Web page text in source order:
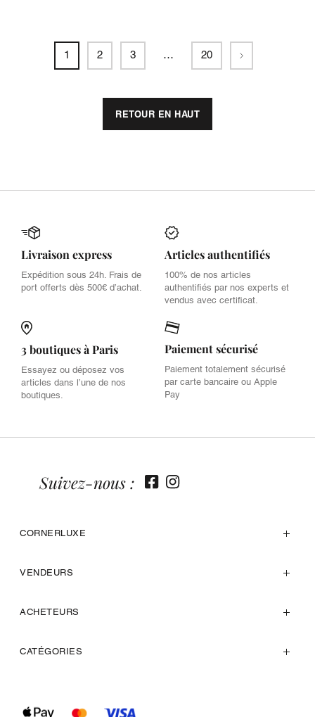
1 2 3 … 20 Suivant
RETOUR EN HAUT
Livraison express
Expédition sous 24h. Frais de
port offerts dès 500€ d’achat.
Articles authentifiés
100% de nos articles
authentifiés par nos experts et
vendus avec certificat.
3 boutiques à Paris
Essayez ou déposez vos
articles dans l’une de nos
boutiques.
Paiement sécurisé
Paiement totalement sécurisé
par carte bancaire ou Apple
Pay
CORNERLUXE
VENDEURS
ACHETEURS
CATÉGORIES
Suivez-nous :